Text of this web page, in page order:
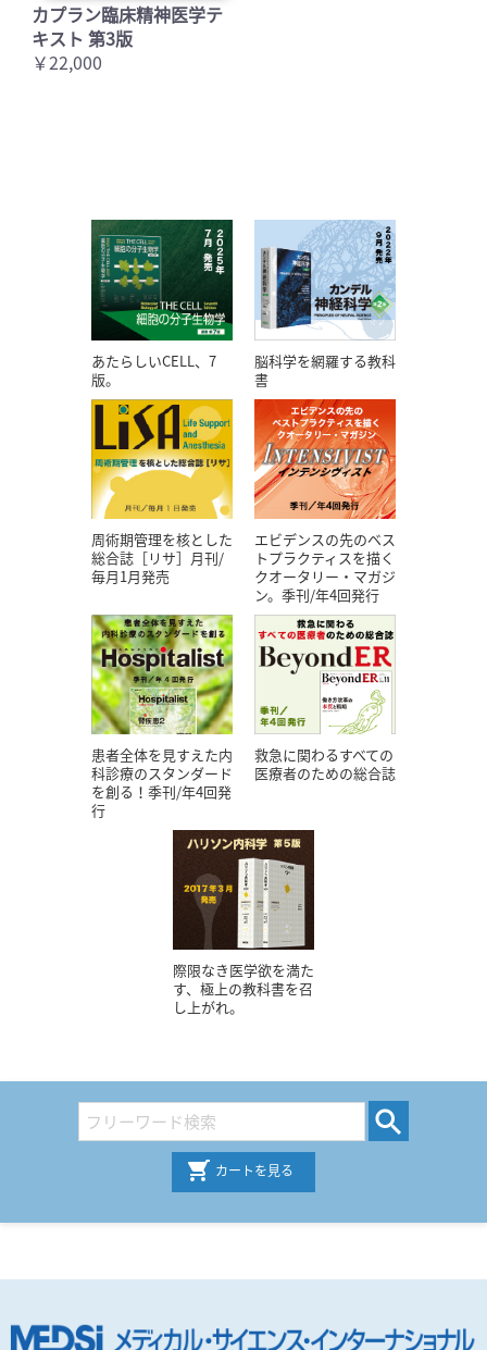
カプラン臨床精神医学テ
キスト 第3版
￥22,000
あたらしいCELL、7
版。
脳科学を網羅する教科
書
周術期管理を核とした
総合誌［リサ］月刊/
毎月1月発売
エビデンスの先のベス
トプラクティスを描く
クオータリー・マガジ
ン。季刊/年4回発行
患者全体を見すえた内
科診療のスタンダード
を創る！季刊/年4回発
行
救急に関わるすべての
医療者のための総合誌
際限なき医学欲を満た
す、極上の教科書を召
し上がれ。
カートを見る